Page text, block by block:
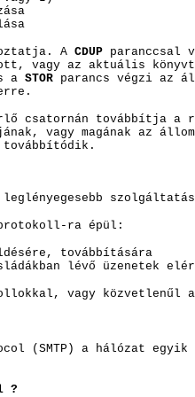
A CDUP paranccsal
vagy az aktuális
a STOR parancs végzi az
csatornán továbbítja
vagy magának az
ra épül:
továbbítására
lévő üzenetek
vagy közvetlenűl
(SMTP) a hálózat
?